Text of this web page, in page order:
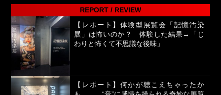
REPORT / REVIEW
【レポート】体験型展覧会「記憶汚染
展」は怖いのか？ 体験した結果→「じ
わりと怖くて不思議な後味」
【レポート】何かが聴こえちゃったか